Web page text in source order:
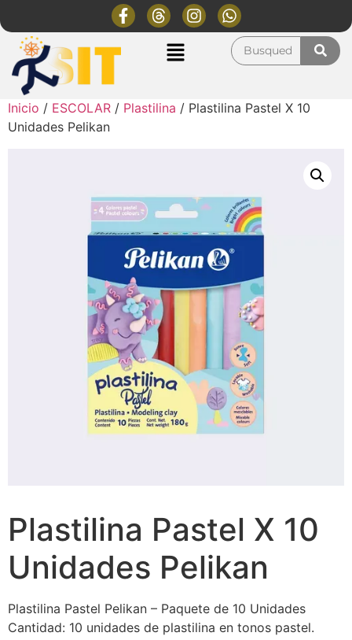
Inicio / ESCOLAR / Plastilina / Plastilina Pastel X 10
Unidades Pelikan
Plastilina Pastel X 10
Unidades Pelikan
Plastilina Pastel Pelikan – Paquete de 10 Unidades
Cantidad: 10 unidades de plastilina en tonos pastel.